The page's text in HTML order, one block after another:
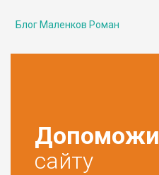
Блог Маленков Роман
Допоможи
сайту